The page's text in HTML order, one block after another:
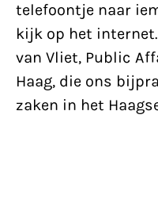
telefoontje naar
kijk op het
van Vliet, Public
Haag, die ons
zaken in het